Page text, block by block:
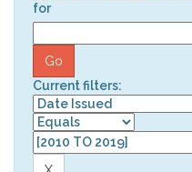
for
Current filters: